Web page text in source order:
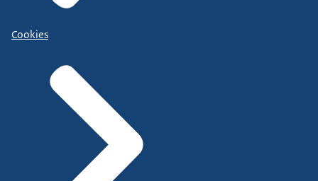
Cookies